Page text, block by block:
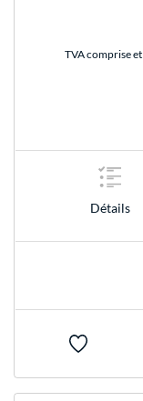
TVA comprise
Détails